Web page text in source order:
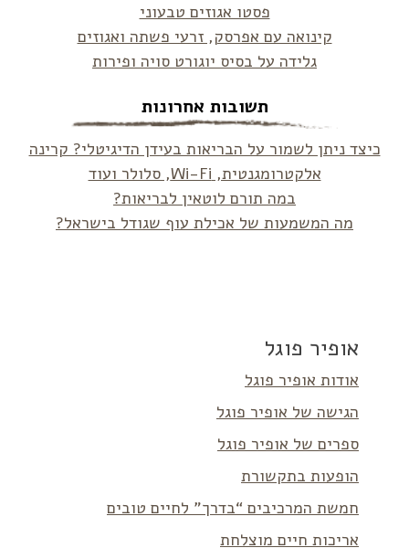
פסטו אגוזים טבעוני
קינואה עם אפרסק, זרעי פשתה ואגוזים
גלידה על בסיס יוגורט סויה ופירות
תשובות אחרונות
כיצד ניתן לשמור על הבריאות בעידן הדיגיטלי? קרינה
אלקטרומגנטית, Wi-Fi, סלולר ועוד
במה תורם לוטאין לבריאות?
מה המשמעות של אכילת עוף שגודל בישראל?
אופיר פוגל
אודות אופיר פוגל
הגישה של אופיר פוגל
ספרים של אופיר פוגל
הופעות בתקשורת
חמשת המרכיבים “בדרך” לחיים טובים
אריכות חיים מוצלחת